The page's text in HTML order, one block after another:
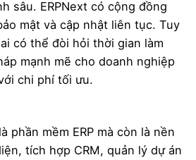
sâu. ERPNext có cộng đồng
mật và cập nhật liên tục. Tuy
có thể đòi hỏi thời gian làm
mạnh mẽ cho doanh nghiệp
chi phí tối ưu.
phần mềm ERP mà còn là nền
tích hợp CRM, quản lý dự án